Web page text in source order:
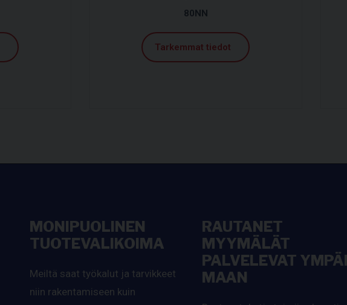
80NN
Tarkemmat tiedot
MONIPUOLINEN
TUOTEVALIKOIMA
Meiltä saat työkalut ja tarvikkeet
niin rakentamiseen kuin
RAUTANET
MYYMÄLÄT
PALVELEVAT
MAAN